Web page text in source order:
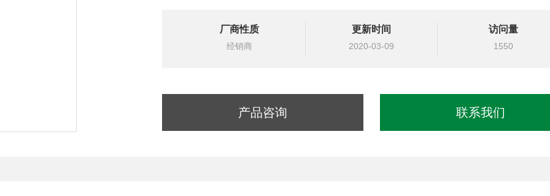
厂商性质
经销商
更新时间
2020-03-09
访问量
1550
产品咨询 联系我们